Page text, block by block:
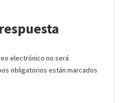
electrónico no será
obligatorios están marcados